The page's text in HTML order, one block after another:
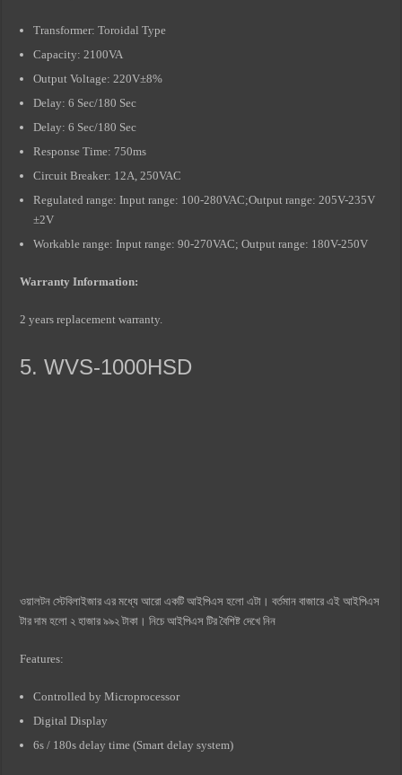
Transformer: Toroidal Type
Capacity: 2100VA
Output Voltage: 220V±8%
Delay: 6 Sec/180 Sec
Delay: 6 Sec/180 Sec
Response Time: 750ms
Circuit Breaker: 12A, 250VAC
Regulated range: Input range: 100-280VAC;Output range: 205V-235V
±2V
Workable range: Input range: 90-270VAC; Output range: 180V-250V
Warranty Information:
2 years replacement warranty.
5. WVS-1000HSD
ওয়ালটন স্টেবিলাইজার এর মধ্যে আরো একটি আইপিএস হলো এটা। বর্তমান বাজারে এই আইপিএস
টার দাম হলো ২ হাজার ৯৯২ টাকা। নিচে আইপিএস টির বৈশিষ্ট দেখে নিন
Features:
Controlled by Microprocessor
Digital Display
6s / 180s delay time (Smart delay system)